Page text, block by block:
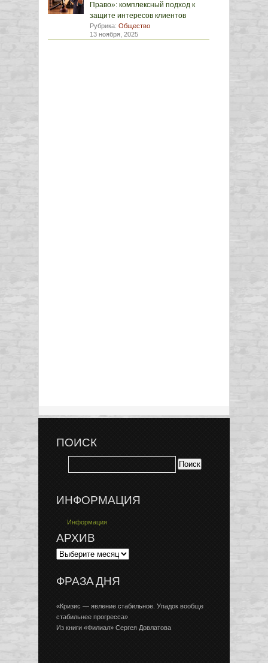
Право»: комплексный подход к
защите интересов клиентов
Рубрика: Общество
13 ноября, 2025
ПОИСК
ИНФОРМАЦИЯ
Информация
АРХИВ
ФРАЗА ДНЯ
«Кризис — явление стабильное. Упадок вообще
стабильнее прогресса»
Из книги «Филиал» Сергея Довлатова